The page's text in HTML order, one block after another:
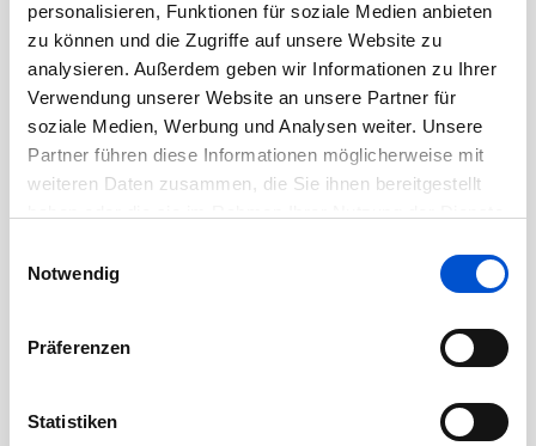
personalisieren, Funktionen für soziale Medien anbieten
zu können und die Zugriffe auf unsere Website zu
analysieren. Außerdem geben wir Informationen zu Ihrer
Verwendung unserer Website an unsere Partner für
soziale Medien, Werbung und Analysen weiter. Unsere
Partner führen diese Informationen möglicherweise mit
weiteren Daten zusammen, die Sie ihnen bereitgestellt
Notwendig
Präferenzen
Statistiken
September 2020
August 2020
Juli 2020
Juni 2020
Mai 2020
Februar 2020
Dezember 2019
Oktober 2019